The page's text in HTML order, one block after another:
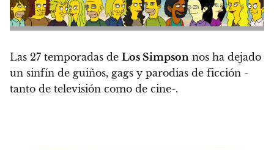
Las 27 temporadas de Los Simpson nos ha dejado
un sinfín de guiños, gags y parodias de ficción -
tanto de televisión como de cine-.